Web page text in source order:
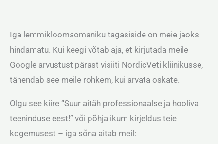
Iga lemmikloomaomaniku tagasiside on meie jaoks
hindamatu. Kui keegi võtab aja, et kirjutada meile
Google arvustust pärast visiiti NordicVeti kliinikusse,
tähendab see meile rohkem, kui arvata oskate.
Olgu see kiire “Suur aitäh professionaalse ja hooliva
teeninduse eest!” või põhjalikum kirjeldus teie
kogemusest – iga sõna aitab meil: